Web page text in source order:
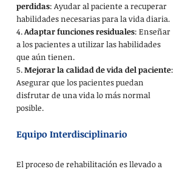
perdidas: Ayudar al paciente a recuperar
habilidades necesarias para la vida diaria.
4. Adaptar funciones residuales: Enseñar
a los pacientes a utilizar las habilidades
que aún tienen.
5. Mejorar la calidad de vida del paciente:
Asegurar que los pacientes puedan
disfrutar de una vida lo más normal
posible.
Equipo Interdisciplinario
El proceso de rehabilitación es llevado a